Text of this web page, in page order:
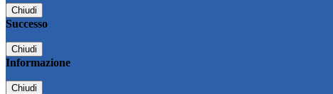
Chiudi
Successo
Chiudi
Informazione
Chiudi